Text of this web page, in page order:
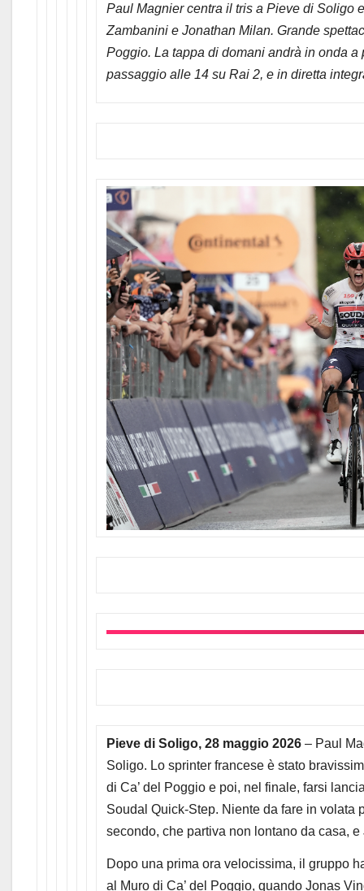
Paul Magnier centra il tris a Pieve di Soligo
Zambanini e Jonathan Milan. Grande
Poggio. La tappa di domani andrà in onda
passaggio alle 14 su Rai 2, e in diretta
Pieve di Soligo, 28 maggio 2026– Paul
Soligo. Lo sprinter francese è stato
di Ca’ del Poggio e poi, nel finale, farsi
Soudal Quick-Step. Niente da fare in volata
secondo, che partiva non lontano da casa,
Dopo una prima ora velocissima, il gruppo
al Muro di Ca’ del Poggio, quando Jonas